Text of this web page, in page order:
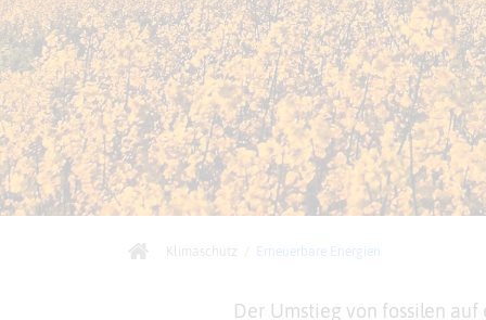
Erneuerbare Energien
Der Umstieg von fossilen